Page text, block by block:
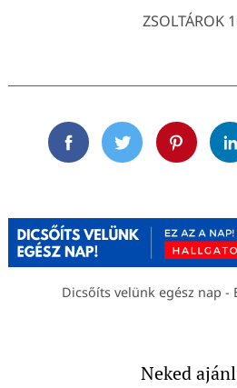
ZSOLTÁROK
FacebookTwitter
Dicsőíts velünk egész nap -
Neked